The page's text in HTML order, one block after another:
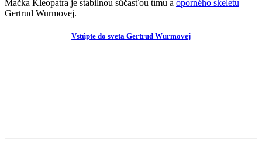
Mačka Kleopatra je stabilnou súčasťou tímu a oporného skeletu
Gertrud Wurmovej.
Vstúpte do sveta Gertrud Wurmovej